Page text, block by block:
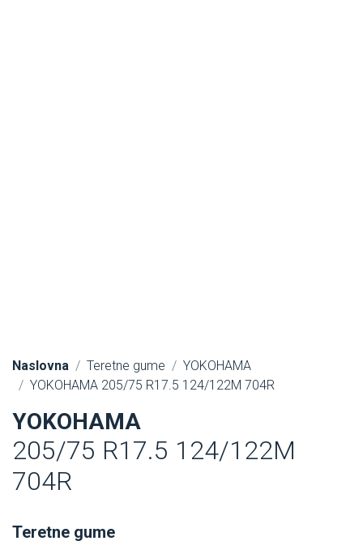
Naslovna Teretne gume
YOKOHAMA
YOKOHAMA 205/75 R17.5 124/122M 704R
YOKOHAMA
205/75 R17.5 124/122M
704R
Teretne gume